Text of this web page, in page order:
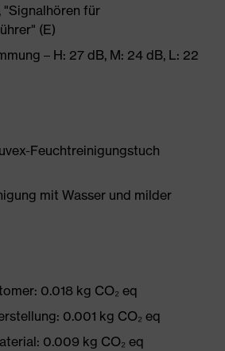
"Signalhören für
(E)
– H: 27 dB, M: 24 dB, L: 22
Feuchtreinigungstuch
mit Wasser und milder
0.018 kg CO₂ eq
0.001 kg CO₂ eq
0.009 kg CO₂ eq